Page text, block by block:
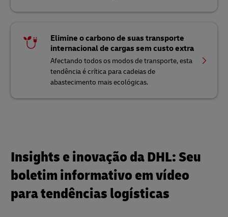
Elimine o carbono de suas transporte
internacional de cargas sem custo extra
Afectando todos os modos de transporte, esta
tendência é crítica para cadeias de
abastecimento mais ecológicas.
Insights e inovação da DHL: Seu
boletim informativo em vídeo
para tendências logísticas